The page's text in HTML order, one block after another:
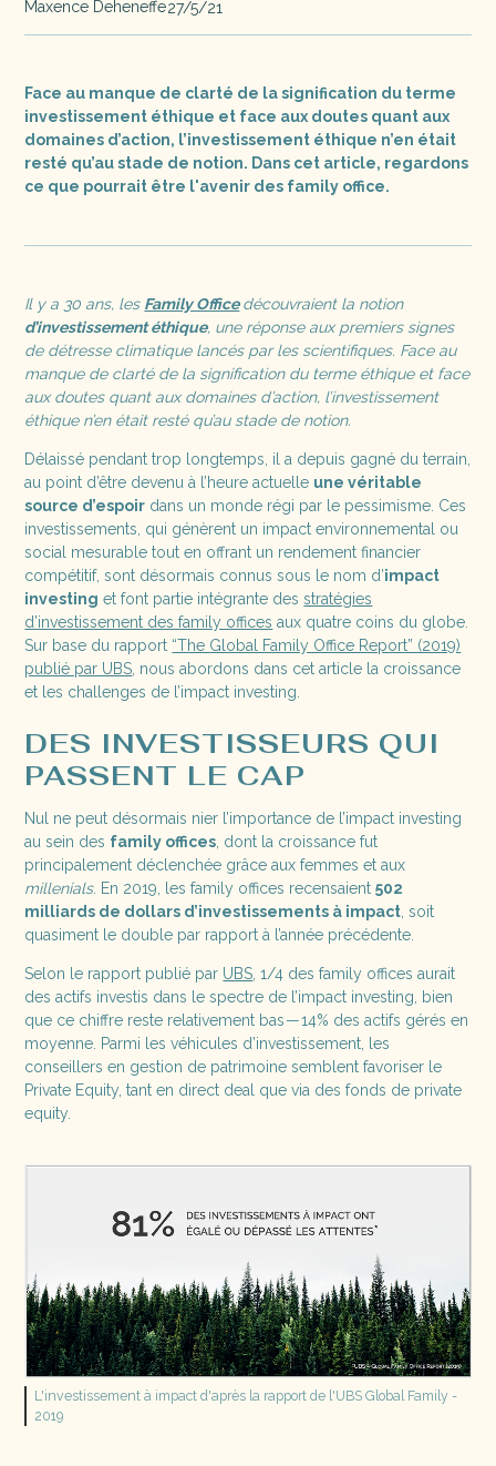
Maxence Deheneffe27/5/21
Face au manque de clarté de la signification du terme
investissement éthique et face aux doutes quant aux
domaines d’action, l’investissement éthique n’en était
resté qu’au stade de notion. Dans cet article, regardons
ce que pourrait être l'avenir des family office.
Il y a 30 ans, les Family Office découvraient la notion
d’investissement éthique, une réponse aux premiers signes
de détresse climatique lancés par les scientifiques. Face au
manque de clarté de la signification du terme éthique et face
aux doutes quant aux domaines d’action, l’investissement
éthique n’en était resté qu’au stade de notion.
Délaissé pendant trop longtemps, il a depuis gagné du terrain,
au point d’être devenu à l’heure actuelle une véritable
source d’espoir dans un monde régi par le pessimisme. Ces
investissements, qui génèrent un impact environnemental ou
social mesurable tout en offrant un rendement financier
compétitif, sont désormais connus sous le nom d’impact
investing et font partie intégrante desstratégies
d’investissement des family offices aux quatre coins du globe.
Sur base du rapport “The Global Family Office Report” (2019)
publié par UBS , nous abordons dans cet article la croissance
et les challenges de l’impact investing.
DES INVESTISSEURS QUI
PASSENT LE CAP
Nul ne peut désormais nier l’importance de l’impact investing
au sein des family offices , dont la croissance fut
principalement déclenchée grâce aux femmes et aux
millenials. En 2019, les family offices recensaient502
milliards de dollars d’investissements à impact , soit
quasiment le double par rapport à l’année précédente.
Selon le rapport publié par UBS , 1/4 des family offices aurait
des actifs investis dans le spectre de l’impact investing, bien
que ce chiffre reste relativement bas — 14% des actifs gérés en
moyenne. Parmi les véhicules d’investissement, les
conseillers en gestion de patrimoine semblent favoriser le
Private Equity, tant en direct deal que via des fonds de private
equity.
L'investissement à impact d'après la rapport de l'UBS Global Family -
2019